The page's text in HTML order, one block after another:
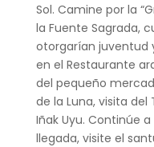
Sol. Camine por la
la Fuente Sagrada,
otorgarían juventud
en el Restaurante
del pequeño
de la Luna, visita del
Iñak Uyu. Continúe
llegada, visite el